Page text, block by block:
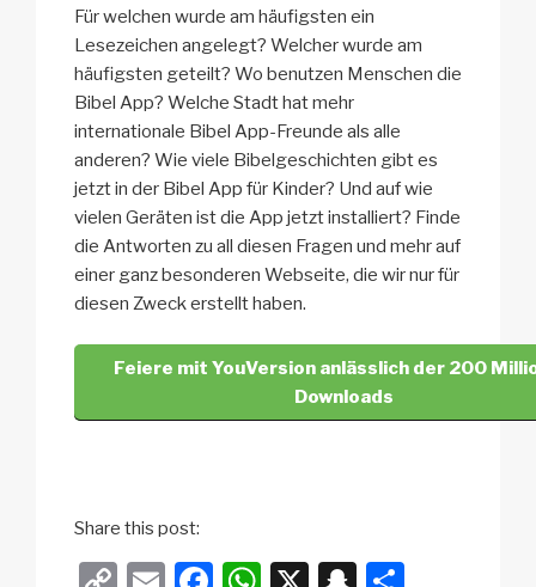
Für welchen wurde am häufigsten ein
Lesezeichen angelegt? Welcher wurde am
häufigsten geteilt? Wo benutzen Menschen die
Bibel App? Welche Stadt hat mehr
internationale Bibel App-Freunde als alle
anderen? Wie viele Bibelgeschichten gibt es
jetzt in der Bibel App für Kinder? Und auf wie
vielen Geräten ist die App jetzt installiert? Finde
die Antworten zu all diesen Fragen und mehr auf
einer ganz besonderen Webseite, die wir nur für
diesen Zweck erstellt haben.
Feiere mit YouVersion anlässlich der 200
Downloads
Share this post: